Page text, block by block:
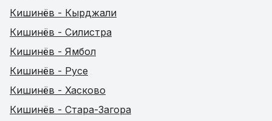
Кишинёв - Кырджали
Кишинёв - Силистра
Кишинёв - Ямбол
Кишинёв - Русе
Кишинёв - Хасково
Кишинёв - Стара-Загора